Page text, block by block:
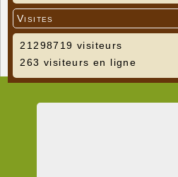
Visites
21298719 visiteurs
263 visiteurs en ligne